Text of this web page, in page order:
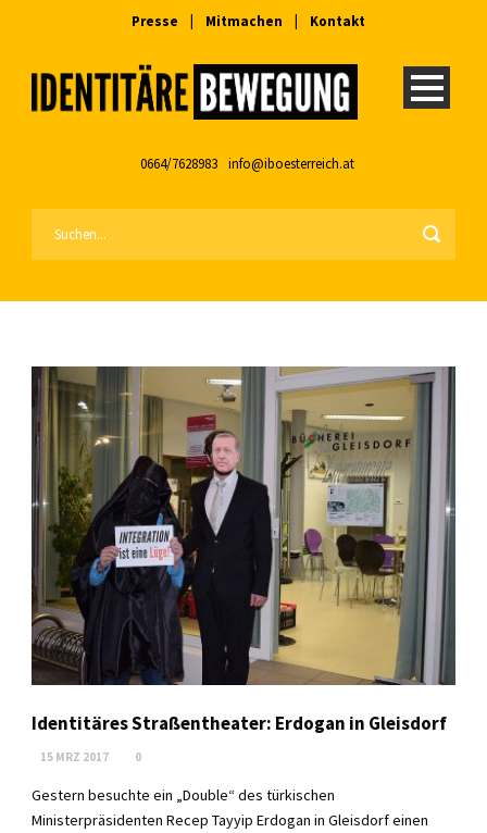
Presse Mitmachen Kontakt
0664/7628983 info@iboesterreich.at
Identitäres Straßentheater: Erdogan in Gleisdorf
15 MRZ 2017 0
Gestern besuchte ein „Double“ des türkischen
Ministerpräsidenten Recep Tayyip Erdogan in Gleisdorf einen